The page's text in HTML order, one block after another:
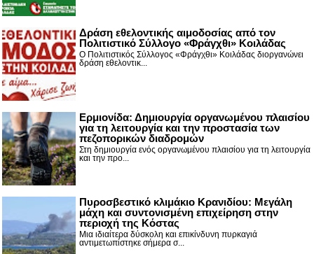
Δράση εθελοντικής αιμοδοσίας από τον
Πολιτιστικό Σύλλογο «Φράγχθι» Κοιλάδας
Ο Πολιτιστικός Σύλλογος «Φράγχθι» Κοιλάδας διοργανώνει
δράση εθελοντικ...
Ερμιονίδα: Δημιουργία οργανωμένου πλαισίου
για τη λειτουργία και την προστασία των
πεζοπορικών διαδρομών
Στη δημιουργία ενός οργανωμένου πλαισίου για τη λειτουργία
και την προ...
Πυροσβεστικό κλιμάκιο Κρανιδίου: Μεγάλη
μάχη και συντονισμένη επιχείρηση στην
περιοχή της Κόστας
Μια ιδιαίτερα δύσκολη και επικίνδυνη πυρκαγιά
αντιμετωπίστηκε σήμερα σ...